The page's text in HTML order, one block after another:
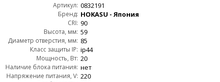
Артикул: 0832191
Бренд: HOKASU - Япония
CRI: 90
Высота, мм: 59
Диаметр отверстия, мм: 85
Класс защиты IP: ip44
Мощность, Вт: 20
Наличие блока питания: нет
Напряжение питания, V: 220